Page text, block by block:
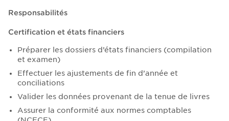
Responsabilités
Certification et états financiers
Préparer les dossiers d’états financiers (compilation
et examen)
Effectuer les ajustements de fin d’année et
conciliations
Valider les données provenant de la tenue de livres
Assurer la conformité aux normes comptables